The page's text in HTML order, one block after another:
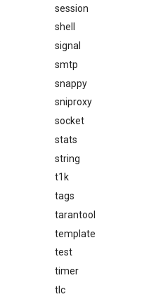
session
shell
signal
smtp
snappy
sniproxy
socket
stats
string
t1k
tags
tarantool
template
test
timer
tlc